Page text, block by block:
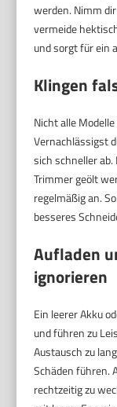
werden. Nimm
vermeide
und sorgt für ein
Klingen
Nicht alle
Vernachlässigst
sich schneller
Trimmer geölt
regelmäßig an.
besseres
Aufladen
ignorieren
Ein leerer Akku
und führen zu
Austausch zu
Schäden führen.
rechtzeitig zu